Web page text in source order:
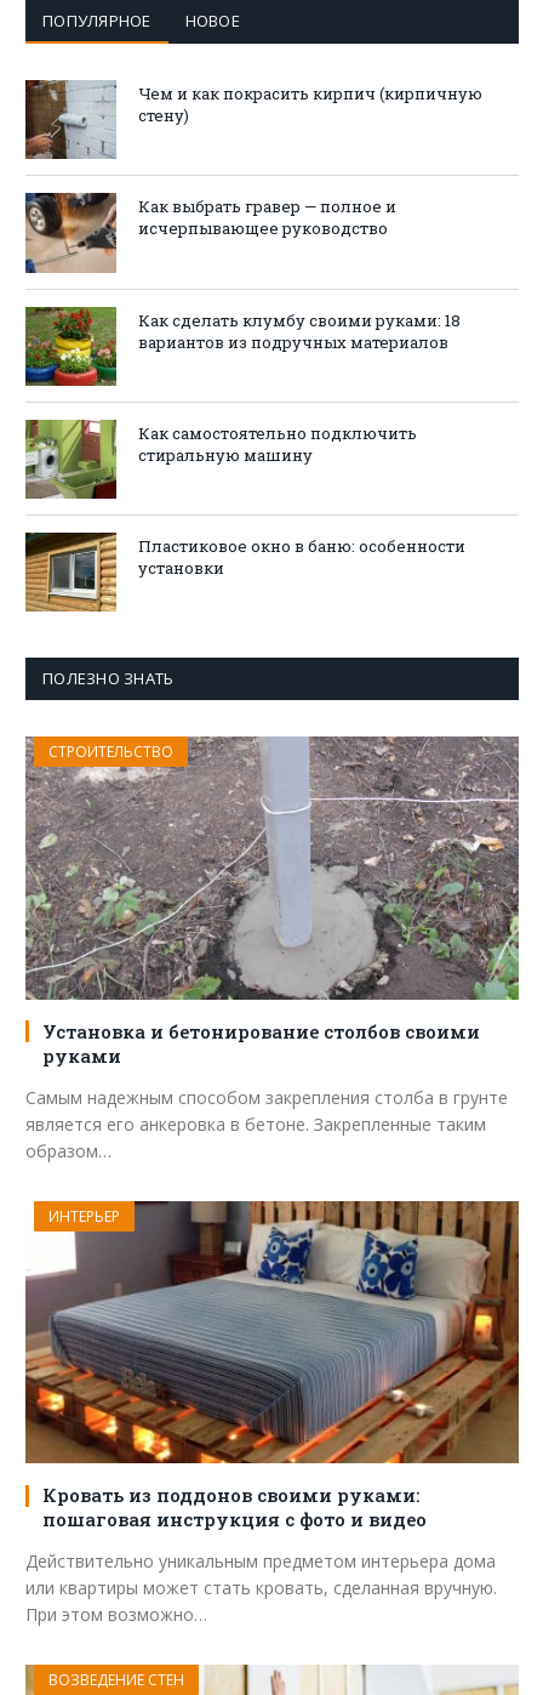
ПОПУЛЯРНОЕ НОВОЕ
Чем и как покрасить кирпич (кирпичную
стену)
Как выбрать гравер — полное и
исчерпывающее руководство
Как сделать клумбу своими руками: 18
вариантов из подручных материалов
Как самостоятельно подключить
стиральную машину
Пластиковое окно в баню: особенности
установки
ПОЛЕЗНО ЗНАТЬ
СТРОИТЕЛЬСТВО
Установка и бетонирование столбов своими
руками
Самым надежным способом закрепления столба в грунте
является его анкеровка в бетоне. Закрепленные таким
образом…
ИНТЕРЬЕР
Кровать из поддонов своими руками:
пошаговая инструкция с фото и видео
Действительно уникальным предметом интерьера дома
или квартиры может стать кровать, сделанная вручную.
При этом возможно…
ВОЗВЕДЕНИЕ СТЕН